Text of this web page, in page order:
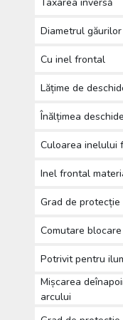
(123)
(60)
Alte
Relee
Sisteme
Alte
Încărcători
Baterii,
Distribuția
Tehnică de
Diametrul
Cu inel frontal
Lățime de
Înălțimea
Culoarea inelului
Inel frontal
Grad de protecție
Comutare
Potrivit pentru
Mișcarea
arcului